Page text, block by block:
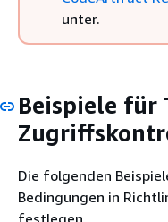
unter.
Beispiele für
Die folgenden
Bedingungen in
festlegen.